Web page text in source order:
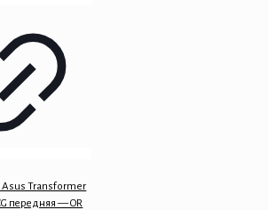
Asus Transformer
передняя — OR